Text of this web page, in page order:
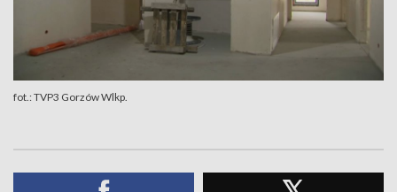
fot.: TVP3 Gorzów Wlkp.